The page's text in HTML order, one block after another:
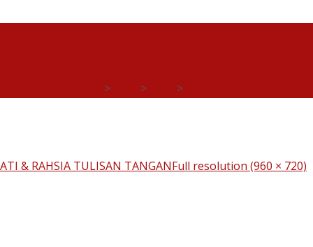
> > >
& RAHSIA TULISAN TANGANFull resolution (960 × 720)